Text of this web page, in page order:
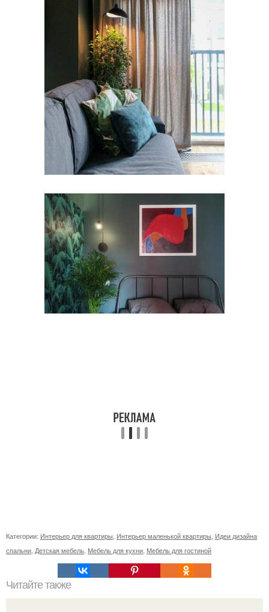
Категории: Интерьер для квартиры, Интерьер маленькой квартиры, Идеи дизайна
спальни, Детская мебель, Мебель для кухни, Мебель для гостиной
Читайте также